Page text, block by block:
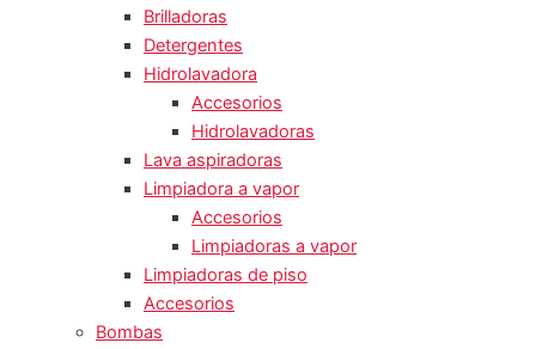
Brilladoras
Detergentes
Hidrolavadora
Accesorios
Hidrolavadoras
Lava aspiradoras
Limpiadora a vapor
Accesorios
Limpiadoras a vapor
Limpiadoras de piso
Accesorios
Bombas